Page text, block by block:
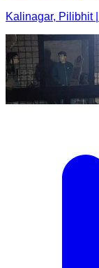
Kalinagar, Pilibhit